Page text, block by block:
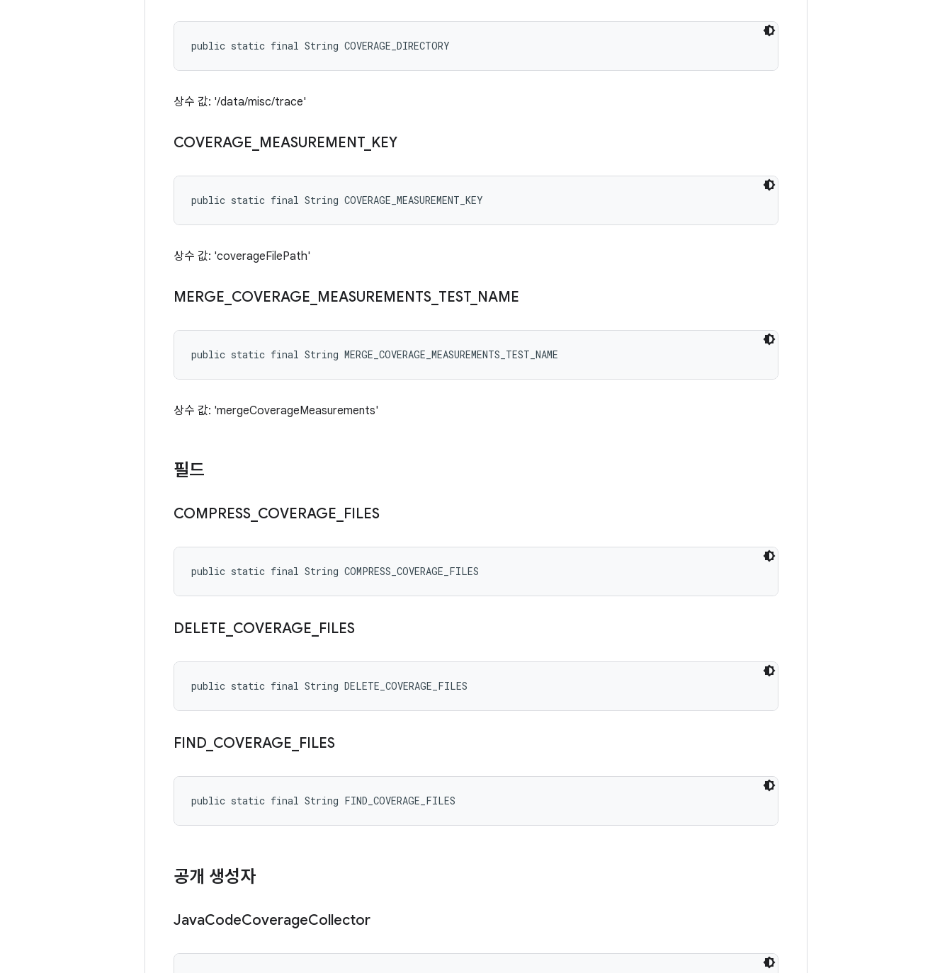
public static final String COVERAGE_DIRECTORY
상수 값: '/data/misc/trace'
COVERAGE MEASUREMENT_ KEY
public static final String COVERAGE_MEASUREMENT_KEY
상수 값: 'coverageFilePath'
MERGE COVERAGE MEASUREMENTS TEST_ NAME
public static final String MERGE_COVERAGE_MEASUREMENTS_TEST_NAME
상수 값: 'mergeCoverageMeasurements'
필드
COMPRESS COVERAGE FILES
public static final String COMPRESS_COVERAGE_FILES
DELETE COVERAGE FILES
public static final String DELETE_COVERAGE_FILES
FIND COVERAGE FILES
public static final String FIND_COVERAGE_FILES
공개 생성자
JavaCodeCoverageCollector